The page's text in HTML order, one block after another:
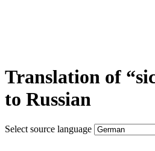
Translation of
to Russian
Select source language